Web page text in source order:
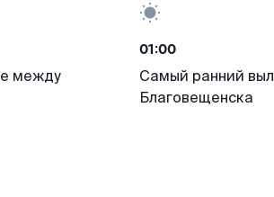
между
01:00
Самый ранний
Благовещенска